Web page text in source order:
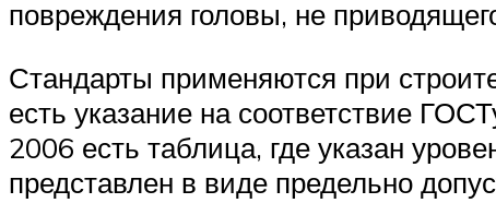
повреждения головы, не
Стандарты применяются при
есть указание на соответствие
2006 есть таблица, где указан
представлен в виде предельно